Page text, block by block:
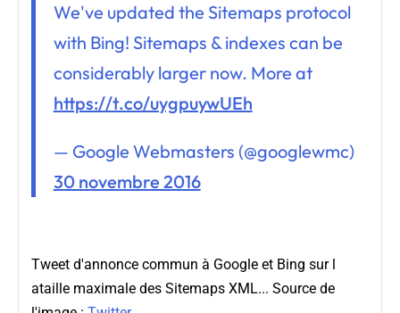
We've updated the Sitemaps protocol
with Bing! Sitemaps & indexes can be
considerably larger now. More at
https://t.co/uygpuywUEh
— Google Webmasters (@googlewmc)
30 novembre 2016
Tweet d'annonce commun à Google et Bing sur l
ataille maximale des Sitemaps XML... Source de